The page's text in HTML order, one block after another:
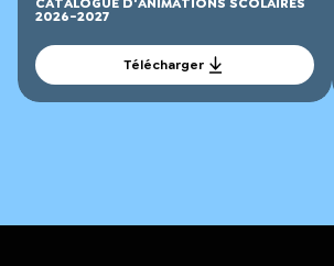
2026-2027
Télécharger